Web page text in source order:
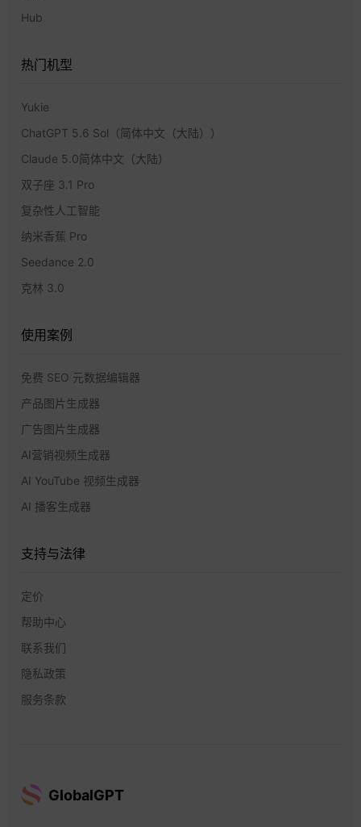
Hub
热门机型
Yukie
ChatGPT 5.6 Sol（简体中文（大陆））
Claude 5.0简体中文（大陆）
双子座 3.1 Pro
复杂性人工智能
纳米香蕉 Pro
Seedance 2.0
克林 3.0
使用案例
免费 SEO 元数据编辑器
产品图片生成器
广告图片生成器
AI营销视频生成器
AI YouTube 视频生成器
AI 播客生成器
支持与法律
定价
帮助中心
联系我们
隐私政策
服务条款
GlobalGPT